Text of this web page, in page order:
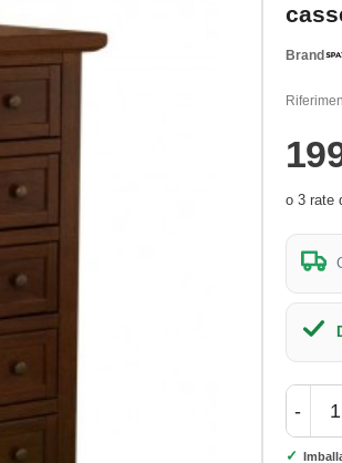
Brand
-
✓